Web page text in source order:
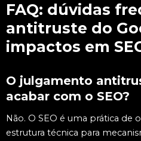
FAQ: dúvidas
antitruste do
impactos em
O julgamento
acabar com o SEO?
Não. O SEO é uma prática de
estrutura técnica para